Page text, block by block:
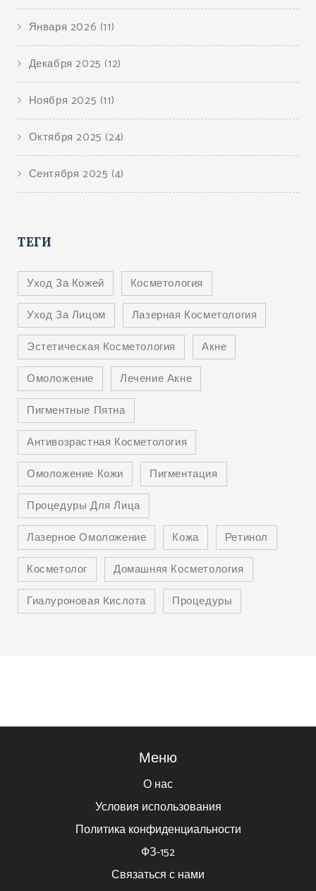
Января 2026 (11)
Декабря 2025 (12)
Ноября 2025 (11)
Октября 2025 (24)
Сентября 2025 (4)
ТЕГИ
Уход За Кожей
Косметология
Уход За Лицом
Лазерная Косметология
Эстетическая Косметология
Акне
Омоложение
Лечение Акне
Пигментные Пятна
Антивозрастная Косметология
Омоложение Кожи
Пигментация
Процедуры Для Лица
Лазерное Омоложение
Кожа
Ретинол
Косметолог
Домашняя Косметология
Гиалуроновая Кислота
Процедуры
Меню
О нас
Условия использования
Политика конфиденциальности
ФЗ-152
Связаться с нами